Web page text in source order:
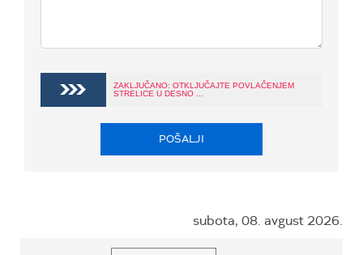
ZAKLJUČANO: OTKLJUČAJTE POVLAČENJEM
STRELICE U DESNO ...
POŠALJI
subota, 08. avgust 2026.